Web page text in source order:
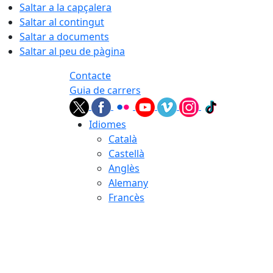
Saltar a la capçalera
Saltar al contingut
Saltar a documents
Saltar al peu de pàgina
Contacte
Guia de carrers
Idiomes
Català
Castellà
Anglès
Alemany
Francès